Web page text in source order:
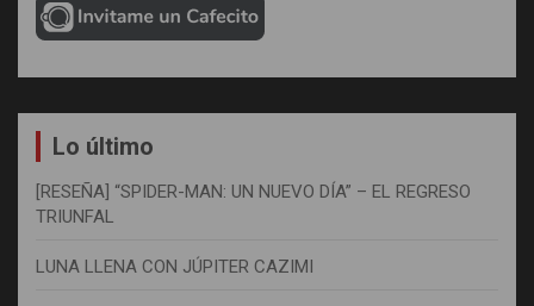
Lo último
[RESEÑA] “SPIDER-MAN: UN NUEVO DÍA” – EL REGRESO
TRIUNFAL
LUNA LLENA CON JÚPITER CAZIMI